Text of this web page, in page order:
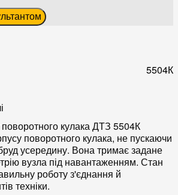
5504К
кулака ДТЗ 5504К
поворотного кулака, не пускаючи
усередину. Вона тримає задане
вузла під навантаженням. Стан
роботу з'єднання й
техніки.